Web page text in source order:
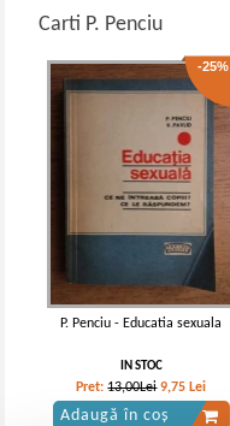
Carti P. Penciu
-25%
P. Penciu - Educatia sexuala
IN STOC
Pret:13,00Lei 9,75 Lei
Adaugă în coș